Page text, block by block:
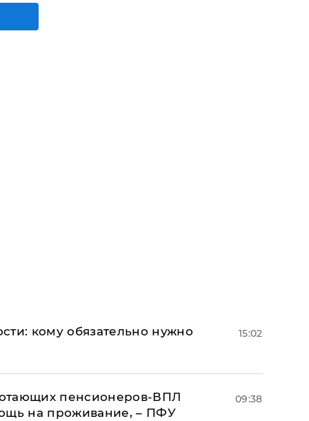
кому обязательно нужно 15:02
пенсионеров-ВПЛ
на проживание, – ПФУ
09:38